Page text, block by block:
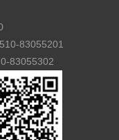
83055201
83055302